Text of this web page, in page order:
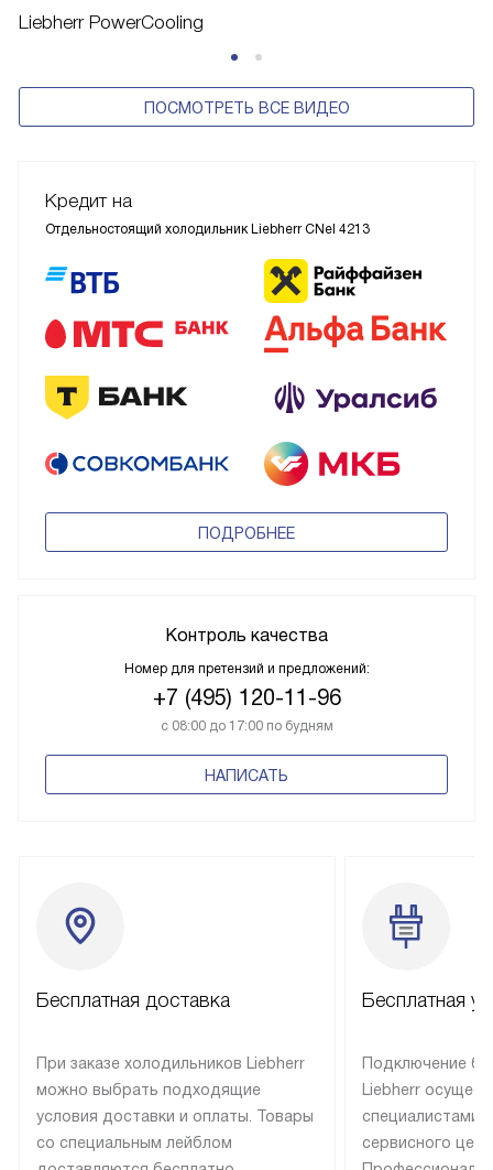
Liebherr PowerCooling
ПОСМОТРЕТЬ ВСЕ ВИДЕО
Кредит на
Отдельностоящий холодильник Liebherr CNel 4213
ПОДРОБНЕЕ
Контроль качества
Номер для претензий и предложений:
+7 (495) 120-11-96
с 08:00 до 17:00 по будням
НАПИСАТЬ
Бесплатная доставка
При заказе холодильников Liebherr
можно выбрать подходящие
условия доставки и оплаты. Товары
со специальным лейблом
Бесплатная
Подключение
Liebherr
специалистами
сервисного